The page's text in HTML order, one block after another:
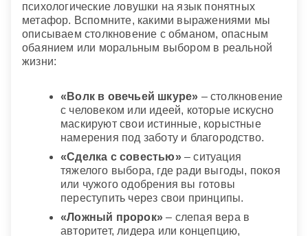
психологические ловушки на язык понятных
метафор. Вспомните, какими выражениями мы
описываем столкновение с обманом, опасным
обаянием или моральным выбором в реальной
жизни:
«Волк в овечьей шкуре» – столкновение
с человеком или идеей, которые искусно
маскируют свои истинные, корыстные
намерения под заботу и благородство.
«Сделка с совестью»– ситуация
тяжелого выбора, где ради выгоды, покоя
или чужого одобрения вы готовы
переступить через свои принципы.
«Ложный пророк» – слепая вера в
авторитет, лидера или концепцию,